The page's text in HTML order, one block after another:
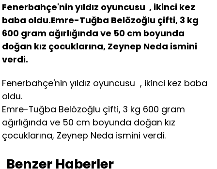
Fenerbahçe'nin yıldız oyuncusu , ikinci kez
baba oldu.Emre-Tuğba Belözoğlu çifti, 3 kg
600 gram ağırlığında ve 50 cm boyunda
doğan kız çocuklarına, Zeynep Neda ismini
verdi.
Fenerbahçe'nin yıldız oyuncusu , ikinci kez baba
oldu.
Emre-Tuğba Belözoğlu çifti, 3 kg 600 gram
ağırlığında ve 50 cm boyunda doğan kız
çocuklarına, Zeynep Neda ismini verdi.
Benzer Haberler